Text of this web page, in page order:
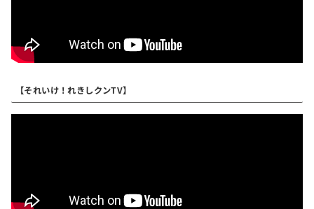
【それいけ！れきしクンTV】